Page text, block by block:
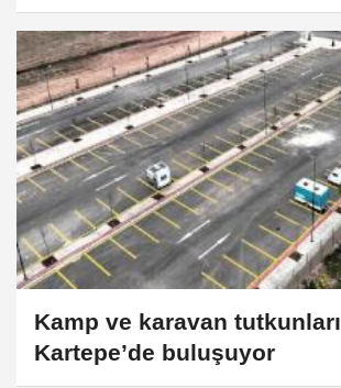
Kamp ve karavan tutkunları
Kartepe’de buluşuyor